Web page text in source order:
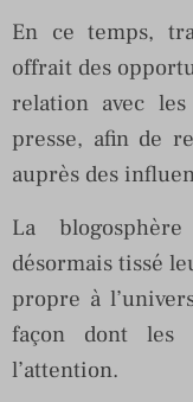
En ce temps,
offrait des
relation avec
presse, afin de
auprès des
La
désormais tissé
propre à
façon dont les
l’attention.